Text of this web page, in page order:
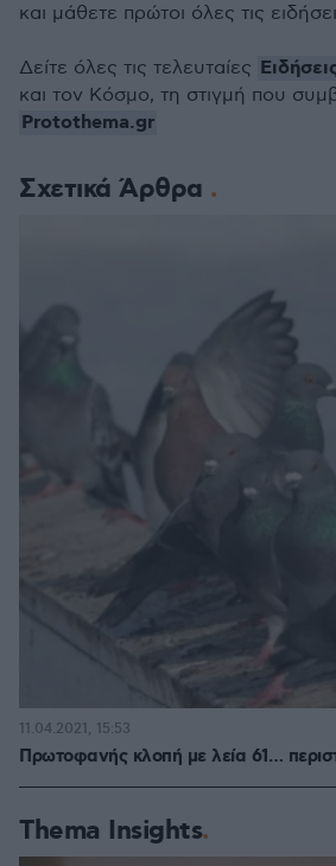
Σχετικά Άρθρα
Πρωτοφανής κλοπή με λεία 61…
11.04.2021, 15:53
Thema Insights
και μάθετε πρώτοι όλες τις
Δείτε όλες τις τελευταίες
και τον Κόσμο, τη στιγμή που
Protothema.gr